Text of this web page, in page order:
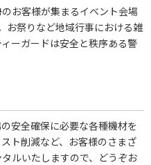
お客様が集まるイベント会場
お祭りなど地域行事における雑
ーガードは安全と秩序ある警
安全確保に必要な各種機材を
ト削減など、お客様のさまざ
ルいたしますので、どうぞお